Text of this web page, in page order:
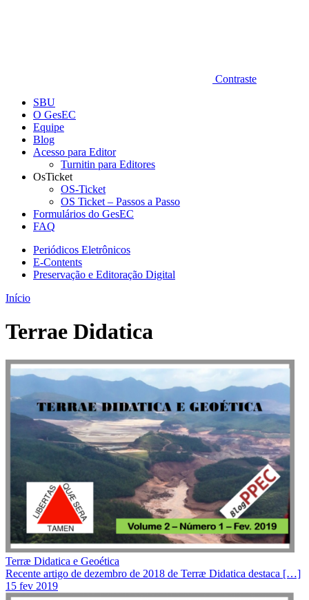
Contraste
SBU
O GesEC
Equipe
Blog
Acesso para Editor
Turnitin para Editores
OsTicket
OS-Ticket
OS Ticket – Passos a Passo
Formulários do GesEC
FAQ
Periódicos Eletrônicos
E-Contents
Preservação e Editoração Digital
Início
Terrae Didatica
Terræ Didatica e Geoética
Recente artigo de dezembro de 2018 de Terræ Didatica destaca […]
15 fev 2019